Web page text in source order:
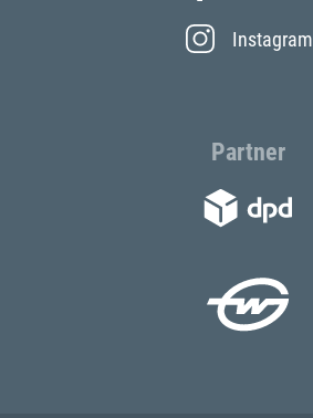
Instagram
Partner